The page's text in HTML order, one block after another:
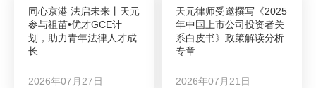
同心京港 法启未来丨天元
参与祖苗•优才GCE计
划，助力青年法律人才成
长
2026年07月27日
天元律师受邀撰写《2025
年中国上市公司投资者关
系白皮书》政策解读分析
专章
2026年07月21日